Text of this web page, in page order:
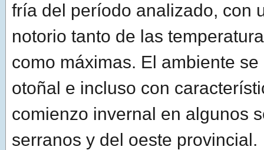
fría del período analizado, con
notorio tanto de las
como máximas. El ambiente
otoñal e incluso con
comienzo invernal en algunos
serranos y del oeste provincial.